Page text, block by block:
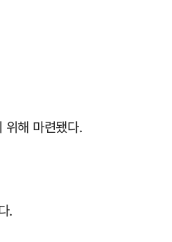
위해 마련됐다.
.